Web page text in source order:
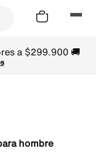
a $299.900 🚚
hombre